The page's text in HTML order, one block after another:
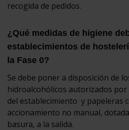
recogida de pedidos.
¿Qué medidas de higiene
establecimientos de
la Fase 0?
Se debe poner a disposición de
hidroalcohólicos autorizados por
del establecimiento y papeleras
accionamiento no manual,
basura, a la salida.